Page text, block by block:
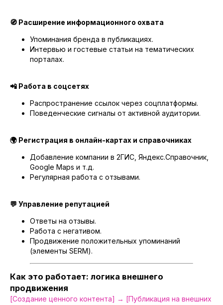
🧭 Расширение информационного охвата
Упоминания бренда в публикациях.
Интервью и гостевые статьи на тематических
порталах.
📲 Работа в соцсетях
Распространение ссылок через соцплатформы.
Поведенческие сигналы от активной аудитории.
🌍 Регистрация в онлайн-картах и справочниках
Добавление компании в 2ГИС, Яндекс.Справочник,
Google Maps и т.д.
Регулярная работа с отзывами.
💬 Управление репутацией
Ответы на отзывы.
Работа с негативом.
Продвижение положительных упоминаний
(элементы SERM).
Как это работает: логика внешнего
продвижения
[Создание ценного контента] → [Публикация на внешних